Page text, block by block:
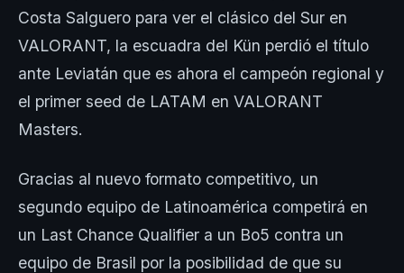
Costa Salguero para ver el clásico del Sur en
VALORANT, la escuadra del Kün perdió el título
ante Leviatán que es ahora el campeón regional y
el primer seed de LATAM en VALORANT
Masters.
Gracias al nuevo formato competitivo, un
segundo equipo de Latinoamérica competirá en
un Last Chance Qualifier a un Bo5 contra un
equipo de Brasil por la posibilidad de que su